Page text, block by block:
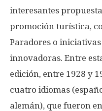
interesantes
promoción turística,
Paradores o
innovadoras. Entre
edición, entre 1928 y
cuatro idiomas
alemán), que fueron